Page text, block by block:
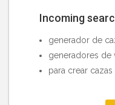
Incoming
generador de
generadores de
para crear